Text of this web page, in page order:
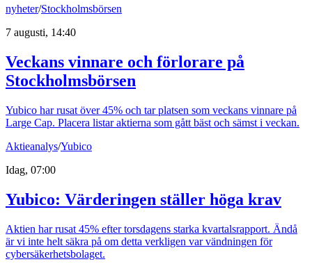
nyheter/Stockholmsbörsen
7 augusti, 14:40
Veckans vinnare och förlorare på
Stockholmsbörsen
Yubico har rusat över 45% och tar platsen som veckans vinnare på
Large Cap. Placera listar aktierna som gått bäst och sämst i veckan.
Aktieanalys/Yubico
Idag, 07:00
Yubico: Värderingen ställer höga krav
Aktien har rusat 45% efter torsdagens starka kvartalsrapport. Ändå
är vi inte helt säkra på om detta verkligen var vändningen för
cybersäkerhetsbolaget.